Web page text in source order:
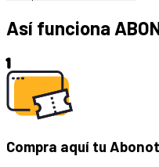
Así funciona
1
Compra aquí tu